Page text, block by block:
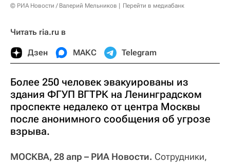
© РИА Новости / Валерий Мельников Перейти в медиабанк
Читать ria.ru в
Дзен МАКС Telegram
Более 250 человек эвакуированы из
здания ФГУП ВГТРК на Ленинградском
проспекте недалеко от центра Москвы
после анонимного сообщения об угрозе
взрыва.
МОСКВА, 28 апр – РИА Новости. Сотрудники,